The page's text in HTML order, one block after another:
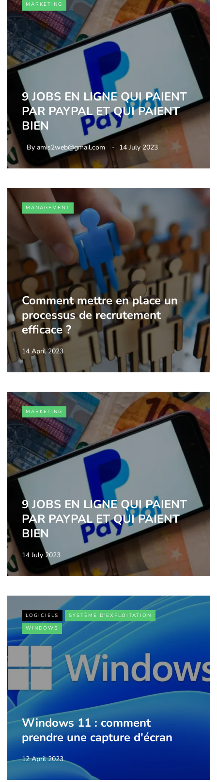
MARKETING
9 JOBS EN LIGNE QUI PAIENT
PAR PAYPAL ET QUI PAIENT
BIEN
By amis2web@gmail.com 14 July 2023
MANAGEMENT
Comment mettre en place un
processus de recrutement
efficace ?
14 April 2023
MARKETING
9 JOBS EN LIGNE QUI PAIENT
PAR PAYPAL ET QUI PAIENT
BIEN
14 July 2023
LOGICIELS
SYSTÈME D'EXPLOITATION
WINDOWS
Windows 11 : comment
prendre une capture d'écran
12 April 2023